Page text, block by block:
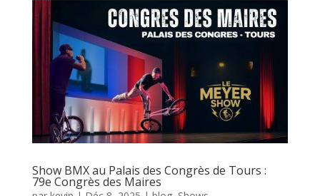
Show BMX au Palais des Congrès de Tours :
79e Congrès des Maires